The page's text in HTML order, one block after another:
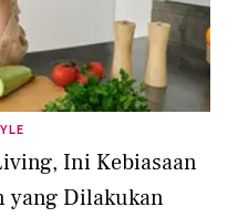
Ini Kebiasaan
yang Dilakukan